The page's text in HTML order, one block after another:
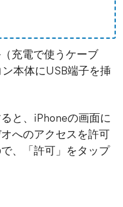
充電で使うケーブ
本体にUSB端子を挿
と、iPhoneの画面に
へのアクセスを許可
、「許可」をタップ